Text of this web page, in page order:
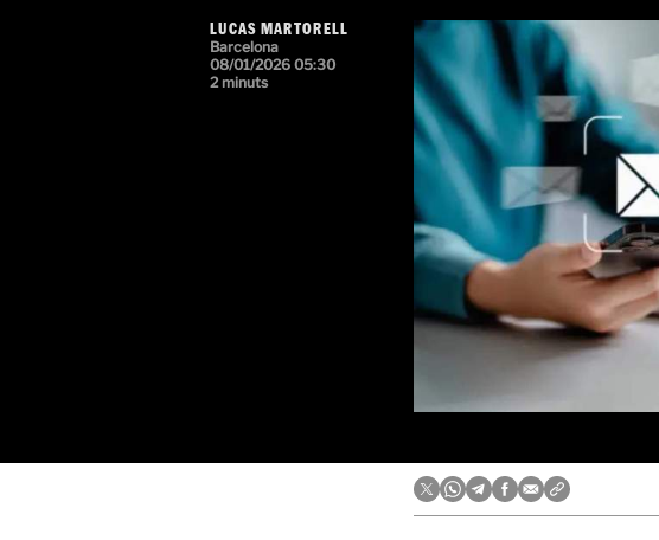
LUCAS MARTORELL
Barcelona
08/01/2026 05:30
2 minuts